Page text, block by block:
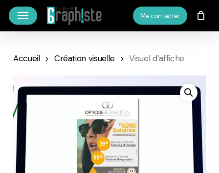
Skip
Menu Me contacter
Accueil Création visuelle Visuel d’affiche